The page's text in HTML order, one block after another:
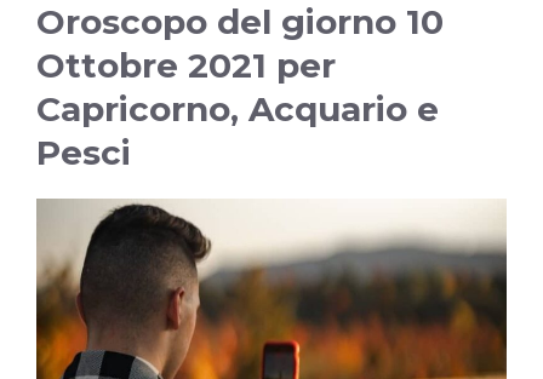
Oroscopo del giorno 10
Ottobre 2021 per
Capricorno, Acquario e
Pesci